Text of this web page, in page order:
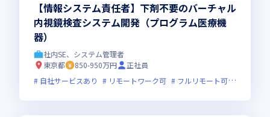
【情報システム責任者】下剤不要のバーチャル
内視鏡検査システム開発（プログラム医療機
器）
社内SE、システム管理者
東京都
850-950万円
正社員
自社サービスあり
リモートワーク可 フルリモート可